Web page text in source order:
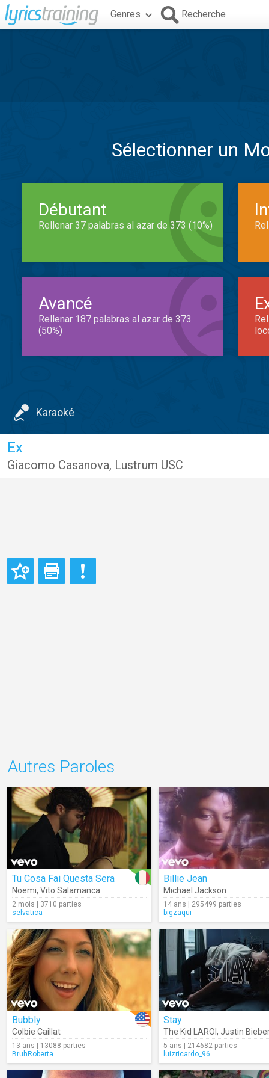
Genres Recherche
Sélectionner un
Débutant
Rellenar 37 palabras al azar de 373 (10%)
Avancé
Rellenar 187 palabras al azar de 373
(50%)
Karaoké
Ex
Giacomo Casanova, Lustrum USC
Autres Paroles
Tu Cosa Fai Questa Sera
Noemi, Vito Salamanca
2 mois | 3710 parties
selvatica
Billie Jean
Michael Jackson
14 ans | 295499 parties
bigzaqui
Bubbly
Colbie Caillat
13 ans | 13088 parties
BruhRoberta
Stay
The Kid LAROI , Justin
5 ans | 214682 parties
luizricardo_96